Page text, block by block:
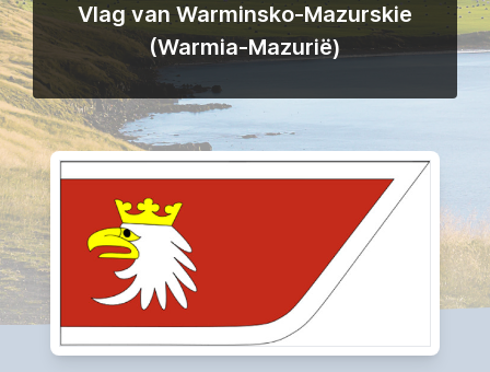
Vlag van Warminsko-Mazurskie
(Warmia-Mazurië)